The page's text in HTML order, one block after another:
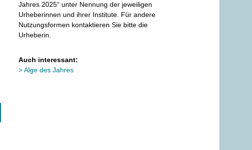
Jahres 2025“ unter Nennung der jeweiligen
Urheberinnen und ihrer Institute. Für andere
Nutzungsformen kontaktieren Sie bitte die
Urheberin.
Auch interessant:
Alge des Jahres